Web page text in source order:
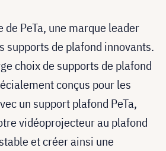
de PeTa, une marque leader
supports de plafond innovants.
choix de supports de plafond
conçus pour les
un support plafond PeTa,
vidéoprojecteur au plafond
et créer ainsi une